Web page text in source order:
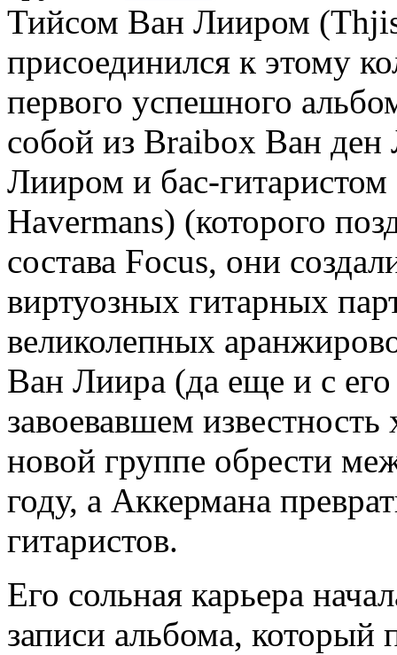
Тийсом Ван Лииром
присоединился к этому
первого успешного
собой из Braibox Ван ден
Лииром и бас-
Havermans) (которого
состава Focus, они
виртуозных гитарных
великолепных
Ван Лиира (да еще и с
завоевавшем
новой группе обрести
году, а Аккермана
гитаристов.
Его сольная карьера
записи альбома, который